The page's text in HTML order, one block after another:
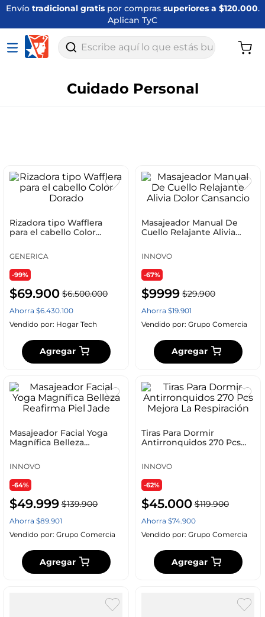
Envío tradicional gratispor compras superiores a $120.000.
Aplican TyC
Escribe aquí lo que estás buscando
Cuidado Personal
Rizadora tipo Wafflera
para el cabello Color
GENERICA
-99%
$69.900 $6.500.000
Ahorra $6.430.100
Vendido por: Hogar Tech
Agregar
Masajeador Manual De
Cuello Relajante Alivia
INNOVO
-67%
$9999 $29.900
Ahorra $19.901
Vendido por: Grupo Comercia
Agregar
Masajeador Facial Yoga
Magnífica Belleza
INNOVO
-64%
$49.999 $139.900
Ahorra $89.901
Vendido por: Grupo Comercia
Agregar
Tiras Para Dormir
Antirronquidos 270 Pcs
INNOVO
-62%
$45.000 $119.900
Ahorra $74.900
Vendido por: Grupo Comercia
Agregar